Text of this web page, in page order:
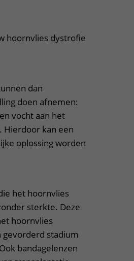
hoornvlies dystrofie
dan
doen afnemen:
vocht aan het
Hierdoor kan een
oplossing worden
het hoornvlies
sterkte. Deze
hoornvlies
gevorderd stadium
bandagelenzen